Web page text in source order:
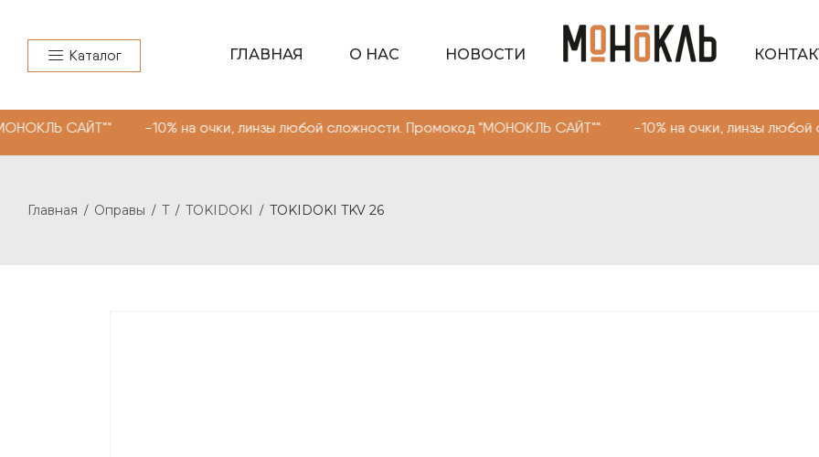
Каталог ГЛАВНАЯ О НАС НОВОСТИ
-10% на очки, линзы любой сложности. Промокод "МОНОКЛЬ САЙТ"" -10% на очки, линзы любой
Главная / Оправы / T / TOKIDOKI / TOKIDOKI TKV 26